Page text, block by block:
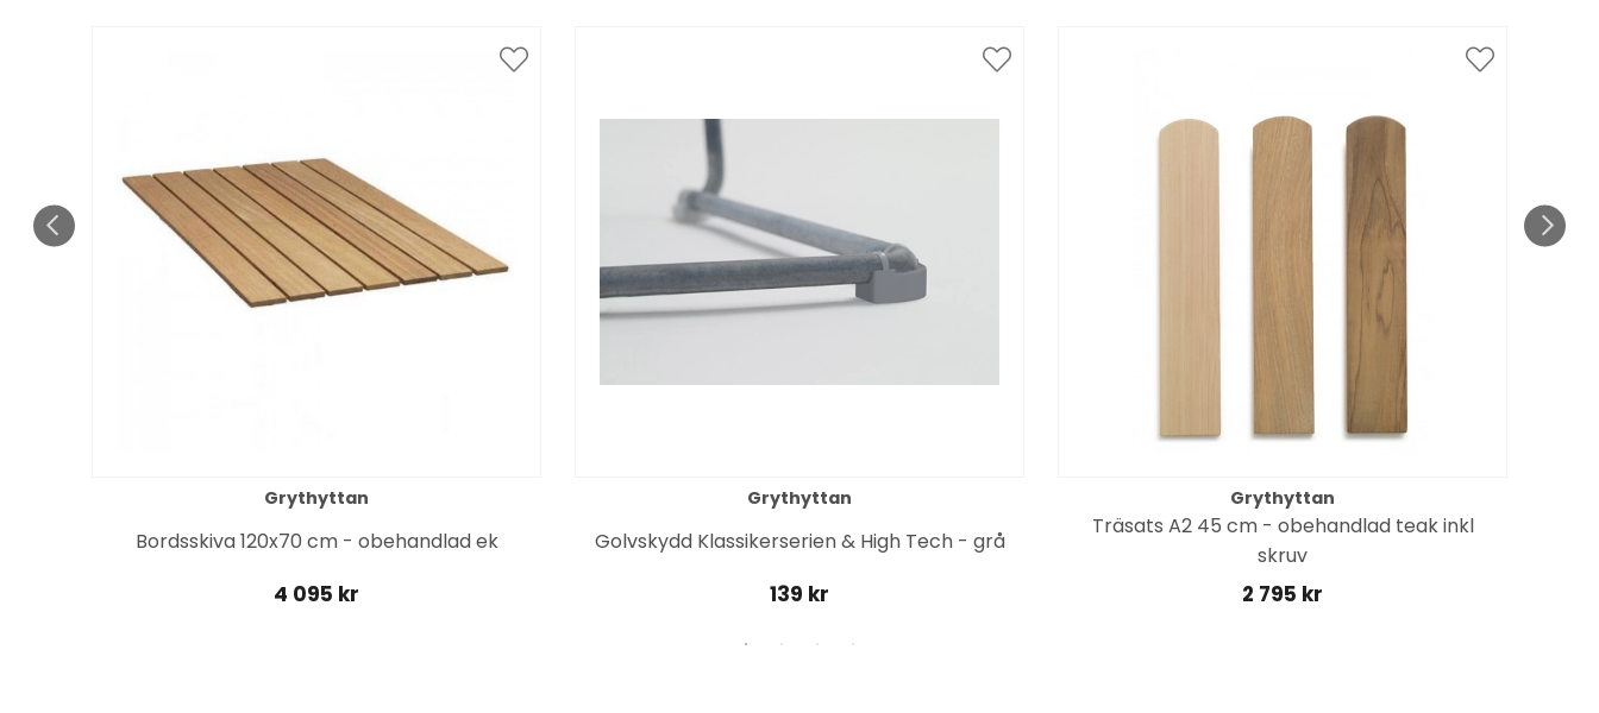
Grythyttan
Bordsskiva 120x70 cm - obehandlad ek
4 095 kr
Grythyttan
Golvskydd Klassikerserien & High Tech - grå
139 kr
Grythyttan
Träsats A2 45 cm - obehandlad teak inkl
skruv
2 795 kr